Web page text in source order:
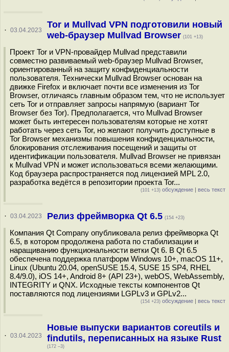
· 03.04.2023
Tor и Mullvad VPN подготовили новый
web-браузер Mullvad Browser (101 +13)
Проект Tor и VPN-провайдер Mullvad представили
совместно развиваемый web-браузер Mullvad Browser,
ориентированный на защиту конфиденциальности
пользователя. Технически Mullvad Browser основан на
движке Firefox и включает почти все изменения из Tor
Browser, отличаясь главным образом тем, что не использует
сеть Tor и отправляет запросы напрямую (вариант Tor
Browser без Tor). Предполагается, что Mullvad Browser
может быть интересен пользователям которые не хотят
работать через сеть Tor, но желают получить доступные в
Tor Browser механизмы повышения конфиденциальности,
блокирования отслеживания посещений и защиты от
идентификации пользователя. Mullvad Browser не привязан
к Mullvad VPN и может использоваться всеми желающими.
Код браузера распространяется под лицензией MPL 2.0,
разработка ведётся в репозитории проекта Tor...
(101 +13) обсуждение | весь текст
· 03.04.2023 Релиз фреймворка Qt 6.5 (154 +23)
Компания Qt Company опубликовала релиз фреймворка Qt
6.5, в котором продолжена работа по стабилизации и
наращиванию функциональности ветки Qt 6. В Qt 6.5
обеспечена поддержка платформ Windows 10+, macOS 11+,
Linux (Ubuntu 20.04, openSUSE 15.4, SUSE 15 SP4, RHEL
8.4/9.0), iOS 14+, Android 8+ (API 23+), webOS, WebAssembly,
INTEGRITY и QNX. Исходные тексты компонентов Qt
поставляются под лицензиями LGPLv3 и GPLv2...
(154 +23) обсуждение | весь текст
· 03.04.2023
Новые выпуски вариантов coreutils и
findutils, переписанных на языке Rust
(172 –3)